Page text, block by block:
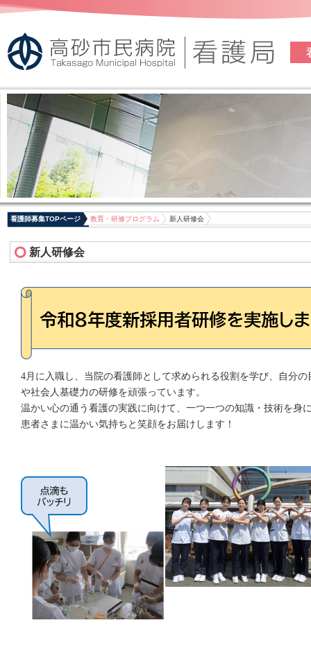
看護師募集TOPページ 教育・研修プログラム 新人研修会
新人研修会
4月に入職し、当院の看護師として求められる役割を学び、自分
や社会人基礎力の研修を頑張っています。
温かい心の通う看護の実践に向けて、一つ一つの知識・技術を身
患者さまに温かい気持ちと笑顔をお届けします！